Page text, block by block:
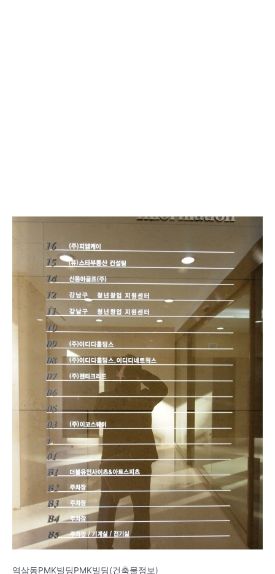
역삼동PMK빌딩PMK빌딩(건축물정보)